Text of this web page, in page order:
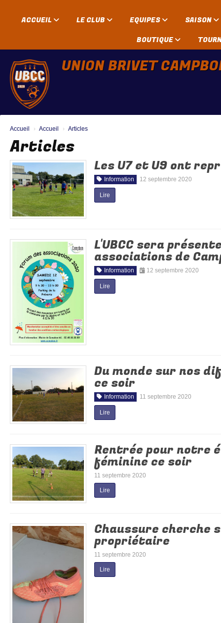
ACCUEIL LE CLUB EQUIPES
SAISON
BOUTIQUE
UNION BRIVET
Accueil Accueil Articles
Articles
Les U7 et U9 ont
Information 12 septembre 2020
Lire
L'UBCC sera
associations de
Information 12 septembre 2020
Lire
Du monde sur nos
ce soir
Information 11 septembre 2020
Lire
Rentrée pour notre
féminine ce soir
11 septembre 2020
Lire
Chaussure cherche
propriétaire
11 septembre 2020
Lire